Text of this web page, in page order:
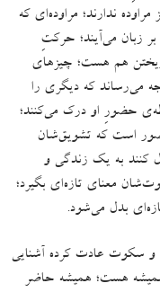
ندارند؛ مراوده‌ای که
زبان می‌آیند؛ حرکتِ
هم هست؛ چیزهای
می‌رساند که دیگری را
حضورِ او درک می‌کنند؛
است که تشویق‌شان
کنند به یک زندگی و
معنای تازه‌ای بگیرد؛
بدل می‌شود.
و سکوت عادت کرده آشنایی
همیشه هست؛ همیشه حاضر